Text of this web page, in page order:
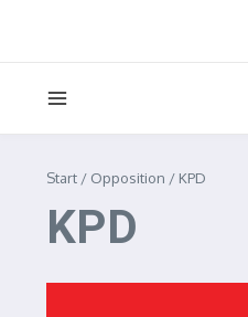
Start / Opposition / KPD
KPD